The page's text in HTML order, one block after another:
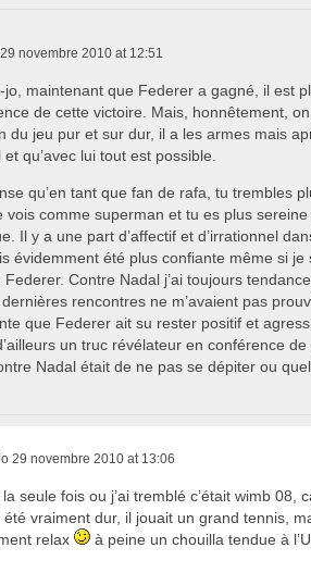
29 novembre 2010 at 12:51
jo, maintenant que Federer a gagné, il est
de cette victoire. Mais, honnêtement,
du jeu pur et sur dur, il a les armes mais
et qu’avec lui tout est possible.
qu’en tant que fan de rafa, tu trembles
vois comme superman et tu es plus sereine
Il y a une part d’affectif et d’irrationnel
évidemment été plus confiante même si je
Federer. Contre Nadal j’ai toujours
rencontres ne m’avaient pas
que Federer ait su rester positif et
un truc révélateur en conférence
Nadal était de ne pas se dépiter ou
29 novembre 2010 at 13:06
seule fois ou j’ai tremblé c’était wimb 08,
été vraiment dur, il jouait un grand tennis,
relax
à peine un chouilla tendue à